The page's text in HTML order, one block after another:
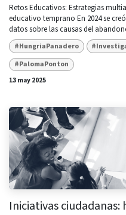
Retos Educativos: Estrategias
educativo temprano En 2024 se
datos sobre las causas del
#HungriaPanadero
#PalomaPonton
13 may 2025
Iniciativas